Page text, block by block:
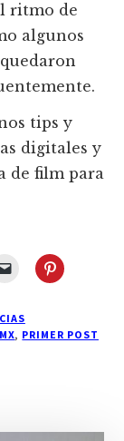
ritmo de
algunos
tips y
digitales y
de film para
, PRIMER POST